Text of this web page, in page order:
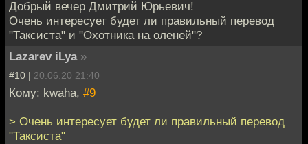
Добрый вечер Дмитрий Юрьевич!
Очень интересует будет ли правильный перевод
"Таксиста" и "Охотника на оленей"?
Lazarev iLya »
#10 | 20.06.20 21:40
Кому: kwaha, #9
> Очень интересует будет ли правильный перевод
"Таксиста"